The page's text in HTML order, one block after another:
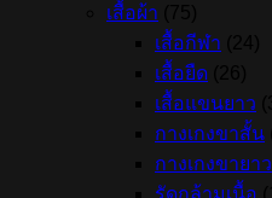
เสื้อผ้า
เสื้อกีฬา
เสื้อยืด
เสื้อแขนยาว
กางเกงขาสั้น
กางเกงขายาว
รัดกล้ามเนื้อ